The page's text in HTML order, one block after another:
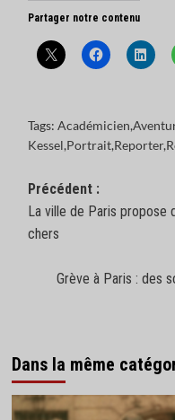
Partager notre contenu
Tags: Académicien,
Kessel,Portrait,Reporter,
Navigation
d’article
Précédent :
La ville de Paris propose
chers
Grève à Paris : des
Dans la même